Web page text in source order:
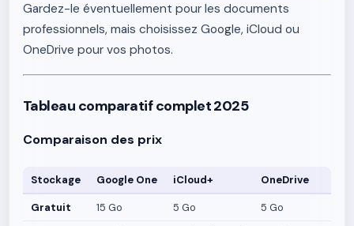
Gardez-le éventuellement pour les documents
professionnels, mais choisissez Google, iCloud ou
OneDrive pour vos photos.
Tableau comparatif complet 2025
Comparaison des prix
Stockage Google One iCloud+ OneDrive
Gratuit 15 Go 5 Go
5 Go